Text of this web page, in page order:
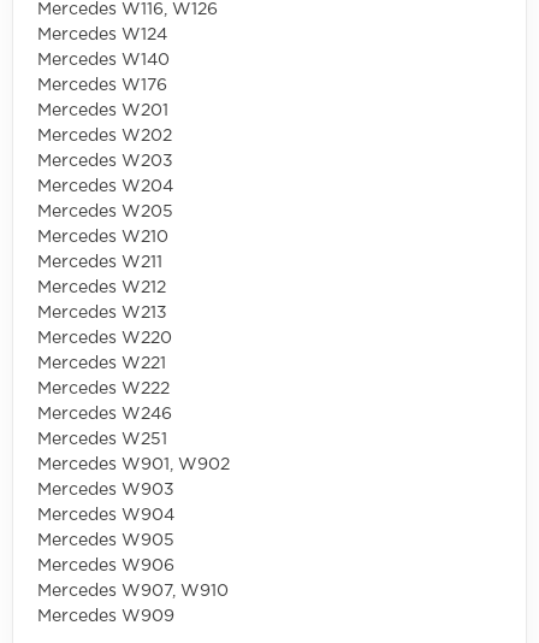
Mercedes W116, W126
Mercedes W124
Mercedes W140
Mercedes W176
Mercedes W201
Mercedes W202
Mercedes W203
Mercedes W204
Mercedes W205
Mercedes W210
Mercedes W211
Mercedes W212
Mercedes W213
Mercedes W220
Mercedes W221
Mercedes W222
Mercedes W246
Mercedes W251
Mercedes W901, W902
Mercedes W903
Mercedes W904
Mercedes W905
Mercedes W906
Mercedes W907, W910
Mercedes W909